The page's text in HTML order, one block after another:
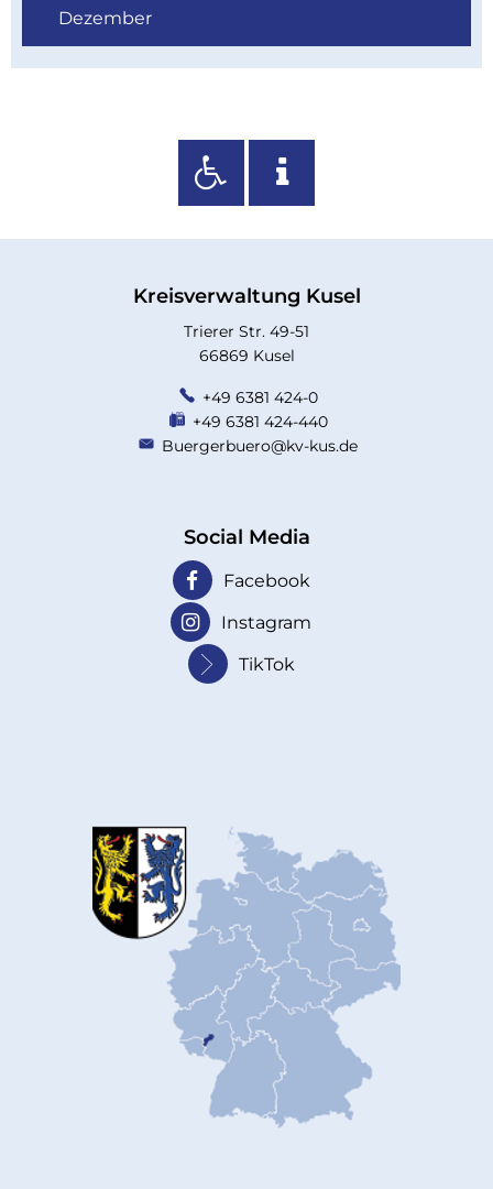
Dezember
Kreisverwaltung Kusel
Trierer Str. 49-51
66869 Kusel
+49 6381 424-0
+49 6381 424-440
Buergerbuero@kv-kus.de
Social Media
Facebook
Instagram
TikTok